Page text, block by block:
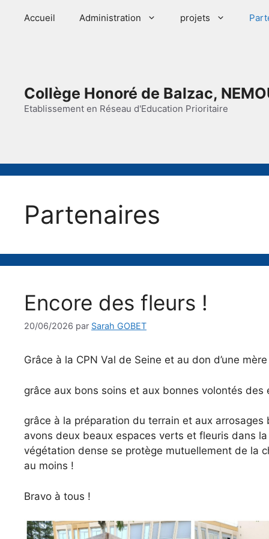
Accueil Administration projets
Collège Honoré de Balzac,
Etablissement en Réseau d'Education Prioritaire
Partenaires
Encore des fleurs !
20/06/2026 par Sarah GOBET
Grâce à la CPN Val de Seine et au don d’une
grâce aux bons soins et aux bonnes volontés des
grâce à la préparation du terrain et aux
avons deux beaux espaces verts et fleuris dans
végétation dense se protège mutuellement de la
au moins !
Bravo à tous !